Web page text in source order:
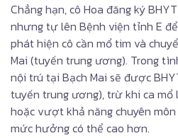
Chẳng hạn, cô Hoa đăng ký
nhưng tự lên Bệnh viện tỉnh E
phát hiện cô cần mổ tim và
Mai (tuyến trung ương). Trong
nội trú tại Bạch Mai sẽ được
tuyến trung ương), trừ khi ca mổ
hoặc vượt khả năng chuyên
mức hưởng có thể cao hơn.